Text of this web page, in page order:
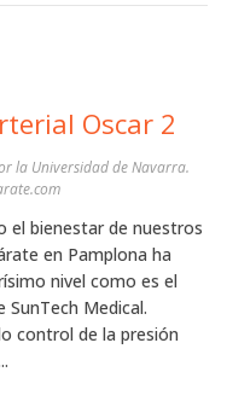
Oscar 2
la Universidad de Navarra.
el bienestar de nuestros
en Pamplona ha
nivel como es el
Medical.
control de la presión